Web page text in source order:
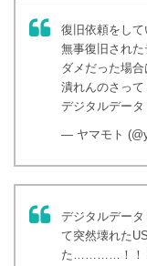
復旧依頼をして
無事復旧された
ダメだった場
潰れんのさって
デジタルデータ
— ヤマモト
デジタルデー
て突然壊れた
た…………！！